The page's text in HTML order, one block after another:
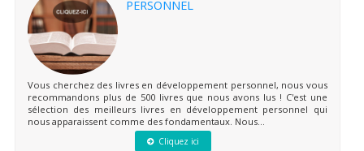
PERSONNEL
Vous cherchez des livres en développement personnel, nous vous
recommandons plus de 500 livres que nous avons lus ! C'est une
sélection des meilleurs livres en développement personnel qui
nous apparaissent comme des fondamentaux. Nous...
Cliquez ici